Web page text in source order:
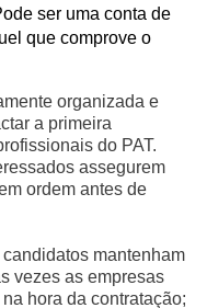
ser uma conta de
que comprove o
organizada e
a primeira
do PAT.
assegurem
ordem antes de
mantenham
vezes as empresas
hora da contratação;